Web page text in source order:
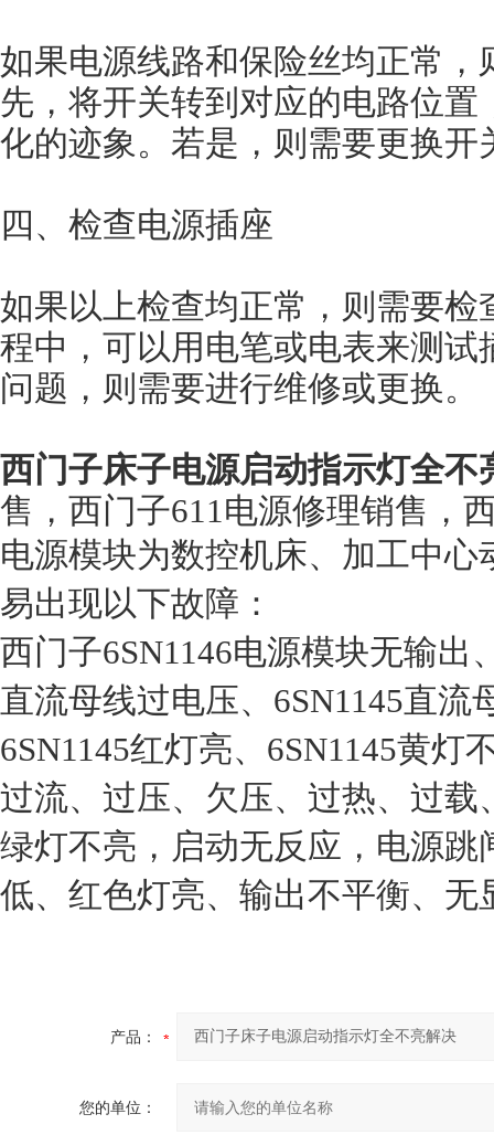
如果电源线路和保险丝均正常
先，将开关转到对应的电路位
化的迹象。若是，则需要更换开
四、检查电源插座
如果以上检查均正常，则需要
程中，可以用电笔或电表来测
问题，则需要进行维修或更换。
西门子床子电源启动指示灯全不
售，西门子611电源修理销售，
电源模块为数控机床、加工中
易出现以下故障：
西门子6SN1146电源模块无输出
直流母线过电压、6SN1145直流
6SN1145红灯亮、6SN1145黄
过流、过压、欠压、过热、过
绿灯不亮，启动无反应，电源
低、红色灯亮、输出不平衡、无
产品：
您的单位：